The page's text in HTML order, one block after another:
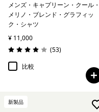
メンズ・キャプリーン・クール・
メリノ・ブレンド・グラフィッ
ク・シャツ
¥ 11,000
評価: 3.9 / 5
(53レビュー
)
比較
新製品